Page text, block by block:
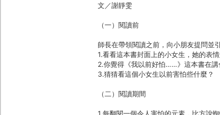
文／謝靜雯
（一）閱讀前
師長在帶領閱讀之前，向小朋友提問並
1.看看這本書封面上的小女生，她的表
2.你覺得《我以前好怕……》這本書在講
3.猜猜看這個小女生以前害怕些什麼？
（二）閱讀期間
1.每翻閱一個令人害怕的元素，比方說